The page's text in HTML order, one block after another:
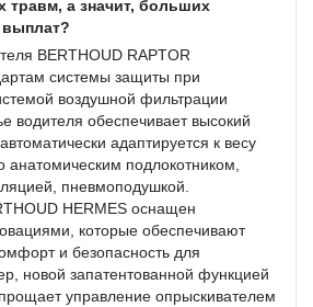
травм, а значит, больших
BERTHOUD RAPTOR
системы защиты при
воздушной фильтрации
водителя обеспечивает высокий
адаптируется к весу
анатомическим подлокотником,
пневмоподушкой.
HERMES оснащен
которые обеспечивают
и безопасность для
новой запатентованной функцией
управление опрыскивателем